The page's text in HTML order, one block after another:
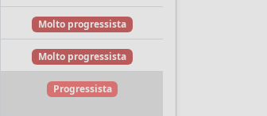
Molto progressista
Molto progressista
Progressista